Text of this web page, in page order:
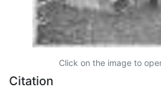
Click on the image to
Citation